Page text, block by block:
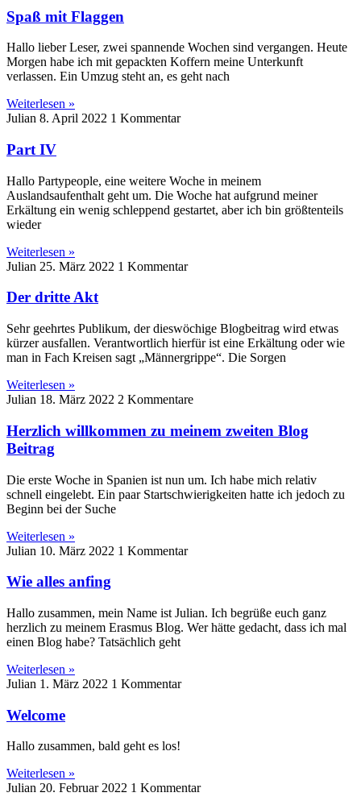
Spaß mit Flaggen
Hallo lieber Leser, zwei spannende Wochen sind vergangen. Heute
Morgen habe ich mit gepackten Koffern meine Unterkunft
verlassen. Ein Umzug steht an, es geht nach
Weiterlesen »
Julian 8. April 2022 1 Kommentar
Part IV
Hallo Partypeople, eine weitere Woche in meinem
Auslandsaufenthalt geht um. Die Woche hat aufgrund meiner
Erkältung ein wenig schleppend gestartet, aber ich bin größtenteils
wieder
Weiterlesen »
Julian 25. März 2022 1 Kommentar
Der dritte Akt
Sehr geehrtes Publikum, der dieswöchige Blogbeitrag wird etwas
kürzer ausfallen. Verantwortlich hierfür ist eine Erkältung oder wie
man in Fach Kreisen sagt „Männergrippe“. Die Sorgen
Weiterlesen »
Julian 18. März 2022 2 Kommentare
Herzlich willkommen zu meinem zweiten Blog
Beitrag
Die erste Woche in Spanien ist nun um. Ich habe mich relativ
schnell eingelebt. Ein paar Startschwierigkeiten hatte ich jedoch zu
Beginn bei der Suche
Weiterlesen »
Julian 10. März 2022 1 Kommentar
Wie alles anfing
Hallo zusammen, mein Name ist Julian. Ich begrüße euch ganz
herzlich zu meinem Erasmus Blog. Wer hätte gedacht, dass ich mal
einen Blog habe? Tatsächlich geht
Weiterlesen »
Julian 1. März 2022 1 Kommentar
Welcome
Hallo zusammen, bald geht es los!
Weiterlesen »
Julian 20. Februar 2022 1 Kommentar